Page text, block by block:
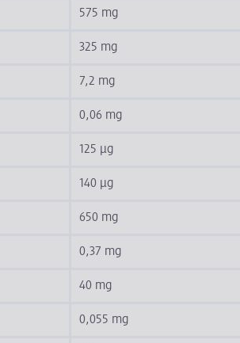
575 mg
325 mg
7,2 mg
0,06 mg
125 µg
140 µg
650 mg
0,37 mg
40 mg
0,055 mg